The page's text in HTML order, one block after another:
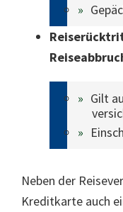
Gilt
Neben der
Kreditkarte auch